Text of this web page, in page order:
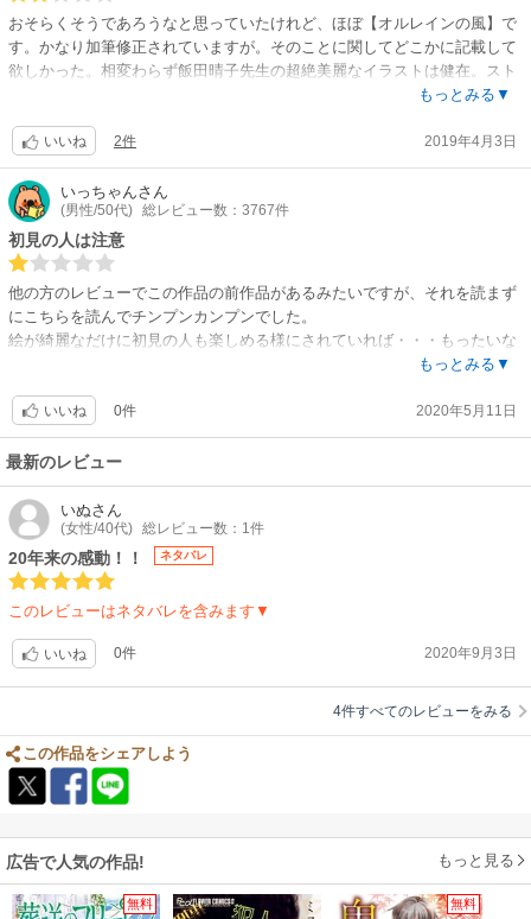
おそらくそうであろうなと思っていたけれど、ほぼ【オルレインの風】で
す。かなり加筆修正されていますが。そのことに関してどこかに記載して
欲しかった。相変わらず飯田晴子先生の超絶美麗なイラストは健在。スト
ーリーはパナ・インシリーズの続編なので、この作品から読み始めるのは
もっとみる▼
いいね 2件 2019年4月3日
いっちゃんさん
(男性/50代) 総レビュー数：3767件
初見の人は注意
他の方のレビューでこの作品の前作品があるみたいですが、それを読まず
にこちらを読んでチンプンカンプンでした。
絵が綺麗なだけに初見の人も楽しめる様にされていれば・・・もったいな
もっとみる▼
いいね 0件 2020年5月11日
最新のレビュー
いぬさん
(女性/40代) 総レビュー数：1件
20年来の感動！！ ネタバレ
このレビューはネタバレを含みます▼
いいね 0件 2020年9月3日
4件すべてのレビューをみる
この作品をシェアしよう
広告で人気の作品! もっと見る
無料 無料